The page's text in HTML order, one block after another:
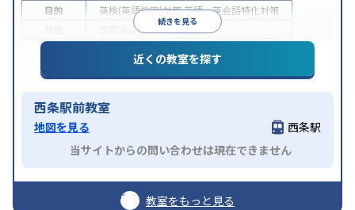
続きを見る
目的 英検(英語検定)対策英語・英会話特化対策
季節講習のみの受講可
近くの教室を探す
西条駅前教室
地図を見る
西条駅
当サイトからの問い合わせは現在できません
教室をもっと見る